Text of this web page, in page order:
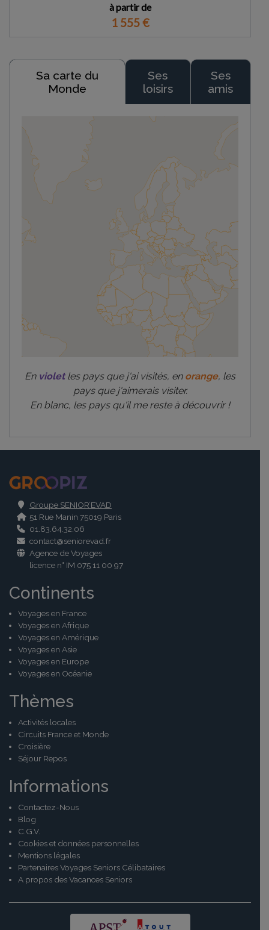
à partir de
1 555€
Sa carte du
Monde
Ses
loisirs
Ses
amis
En violetles pays que j'ai visités, en orange, les
pays que j'aimerais visiter.
En blanc, les pays qu'il me reste à découvrir !
Groupe SENIOR’EVAD
51 Rue Manin 75019 Paris
01.83.64.32.06
contact@seniorevad.fr
Agence de Voyages
licence n° IM 075 11 00 97
Continents
Voyages en France
Voyages en Afrique
Voyages en Amérique
Voyages en Asie
Voyages en Europe
Voyages en Océanie
Thèmes
Activités locales
Circuits France et Monde
Croisière
Séjour Repos
Informations
Contactez-Nous
Blog
C.G.V.
Cookies et données personnelles
Mentions légales
Partenaires Voyages Seniors Célibataires
A propos des Vacances Seniors